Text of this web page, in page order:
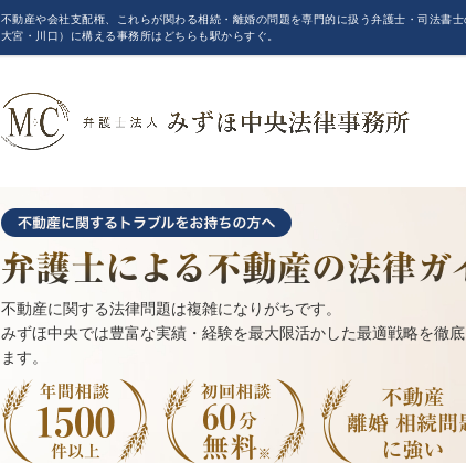
不動産や会社支配権、これらが関わる相続・離婚の問題を専門的に扱う弁護士・司法
大宮・川口）に構える事務所はどちらも駅からすぐ。
不動産に関する法律問題は複雑になりがちです。
みずほ中央では豊富な実績・経験を最大限活かした最適戦略を徹
ます。